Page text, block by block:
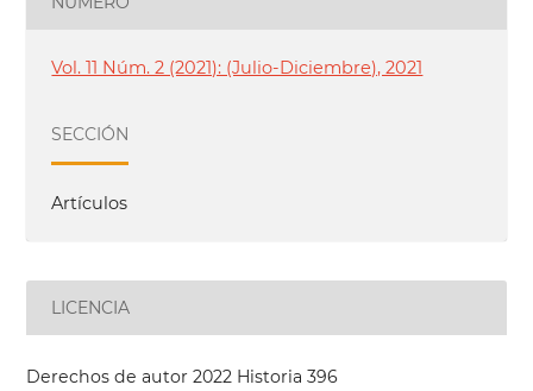
Vol. 11 Núm. 2 (2021): (Julio-Diciembre), 2021
SECCIÓN
Artículos
LICENCIA
Derechos de autor 2022 Historia 396